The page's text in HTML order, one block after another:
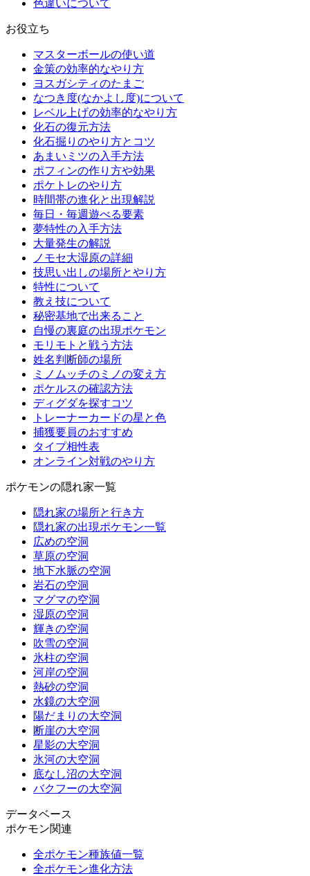
色違いについて
お役立ち
マスターボールの使い道
金策の効率的なやり方
ヨスガシティのたまご
なつき度(なかよし度)について
レベル上げの効率的なやり方
化石の復元方法
化石掘りのやり方とコツ
あまいミツの入手方法
ポフィンの作り方や効果
ポケトレのやり方
時間帯の進化と出現解説
毎日・毎週遊べる要素
夢特性の入手方法
大量発生の解説
ノモセ大湿原の詳細
技思い出しの場所とやり方
特性について
教え技について
秘密基地で出来ること
自慢の裏庭の出現ポケモン
モリモトと戦う方法
姓名判断師の場所
ミノムッチのミノの変え方
ポケルスの確認方法
ディグダを探すコツ
トレーナーカードの星と色
捕獲要員のおすすめ
タイプ相性表
オンライン対戦のやり方
ポケモンの隠れ家一覧
隠れ家の場所と行き方
隠れ家の出現ポケモン一覧
広めの空洞
草原の空洞
地下水脈の空洞
岩石の空洞
マグマの空洞
湿原の空洞
輝きの空洞
吹雪の空洞
氷柱の空洞
河岸の空洞
熱砂の空洞
水鏡の大空洞
陽だまりの大空洞
断崖の大空洞
星影の大空洞
氷河の大空洞
底なし沼の大空洞
バクフーの大空洞
データベース
ポケモン関連
全ポケモン種族値一覧
全ポケモン進化方法